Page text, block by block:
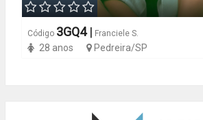
Código 3GQ4| Franciele S.
28 anos Pedreira/SP